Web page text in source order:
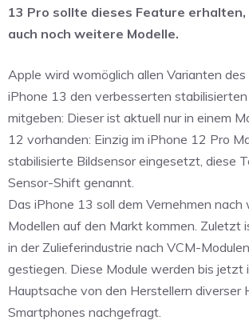
13 Pro sollte dieses Feature
auch noch weitere Modelle.
Apple wird womöglich allen Varianten des
iPhone 13 den verbesserten
mitgeben: Dieser ist aktuell nur in einem
12 vorhanden: Einzig im iPhone 12 Pro
stabilisierte Bildsensor eingesetzt, diese
Sensor-Shift genannt.
Das iPhone 13 soll dem Vernehmen nach
Modellen auf den Markt kommen. Zuletzt
in der Zulieferindustrie nach VCM-
gestiegen. Diese Module werden bis jetzt
Hauptsache von den Herstellern diverser
Smartphones nachgefragt.